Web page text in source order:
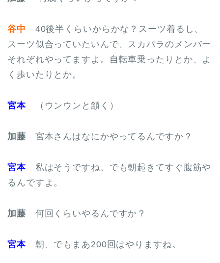
谷中 40後半くらいからかな？スーツ着るし、
スーツ似合っていたいんで、スカパラのメンバー
それぞれやってますよ。自転車乗ったりとか、よ
く歩いたりとか。
宮本（ウンウンと頷く）
加藤 宮本さんはなにかやってるんですか？
宮本私はそうですね、でも朝起きてすぐ腹筋や
るんですよ。
加藤 何回くらいやるんですか？
宮本朝、でもまあ200回はやりますね。